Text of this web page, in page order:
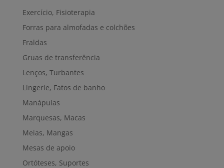
Exercício, Fisioterapia
Forras para almofadas e colchões
Fraldas
Gruas de transferência
Lenços, Turbantes
Lingerie, Fatos de banho
Manápulas
Marquesas, Macas
Meias, Mangas
Mesas de apoio
Ortóteses, Suportes